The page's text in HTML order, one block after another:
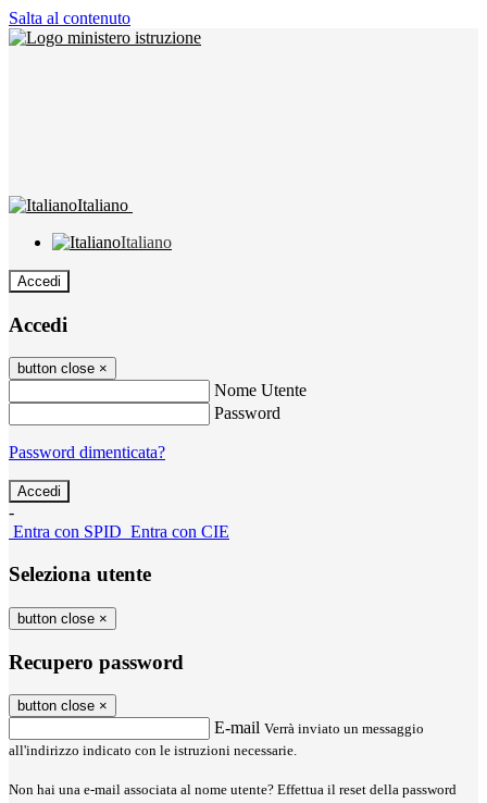
Salta al contenuto
Italiano
Italiano
Accedi
Accedi
button close ×
Nome Utente
Password
Password dimenticata?
-
Entra con SPID Entra con CIE
Seleziona utente
button close ×
Recupero password
button close ×
E-mail Verrà inviato un messaggio
all'indirizzo indicato con le istruzioni necessarie.
Non hai una e-mail associata al nome utente? Effettua il reset della password